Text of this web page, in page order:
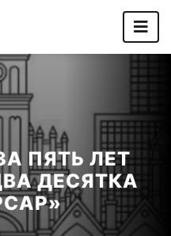
ПЯТЬ ЛЕТ
ДЕСЯТКА